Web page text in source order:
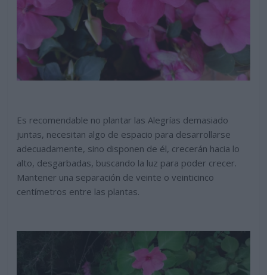
Es recomendable no plantar las Alegrías demasiado
juntas, necesitan algo de espacio para desarrollarse
adecuadamente, sino disponen de él, crecerán hacia lo
alto, desgarbadas, buscando la luz para poder crecer.
Mantener una separación de veinte o veinticinco
centímetros entre las plantas.